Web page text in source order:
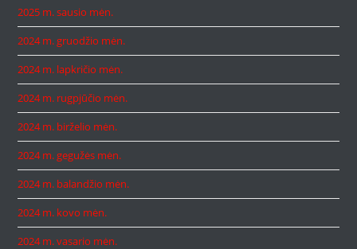
2025 m. sausio mėn.
2024 m. gruodžio mėn.
2024 m. lapkričio mėn.
2024 m. rugpjūčio mėn.
2024 m. birželio mėn.
2024 m. gegužės mėn.
2024 m. balandžio mėn.
2024 m. kovo mėn.
2024 m. vasario mėn.